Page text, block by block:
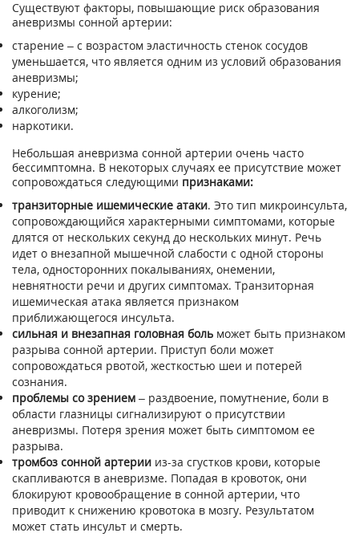
Существуют факторы, повышающие риск образования
аневризмы сонной артерии:
старение – с возрастом эластичность стенок сосудов
уменьшается, что является одним из условий образования
аневризмы;
курение;
алкоголизм;
наркотики.
Небольшая аневризма сонной артерии очень часто
бессимптомна. В некоторых случаях ее присутствие может
сопровождаться следующими признаками:
транзиторные ишемические атаки. Это тип микроинсульта,
сопровождающийся характерными симптомами, которые
длятся от нескольких секунд до нескольких минут. Речь
идет о внезапной мышечной слабости с одной стороны
тела, односторонних покалываниях, онемении,
невнятности речи и других симптомах. Транзиторная
ишемическая атака является признаком
приближающегося инсульта.
сильная и внезапная головная боль может быть признаком
разрыва сонной артерии. Приступ боли может
сопровождаться рвотой, жесткостью шеи и потерей
сознания.
проблемы со зрением – раздвоение, помутнение, боли в
области глазницы сигнализируют о присутствии
аневризмы. Потеря зрения может быть симптомом ее
разрыва.
тромбоз сонной артерии из-за сгустков крови, которые
скапливаются в аневризме. Попадая в кровоток, они
блокируют кровообращение в сонной артерии, что
приводит к снижению кровотока в мозгу. Результатом
может стать инсульт и смерть.